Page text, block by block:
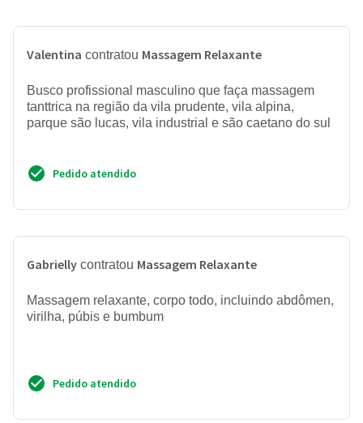
Valentina contratou Massagem Relaxante
Busco profissional masculino que faça massagem
tanttrica na região da vila prudente, vila alpina,
parque são lucas, vila industrial e são caetano do sul
Pedido atendido
Gabrielly contratou Massagem Relaxante
Massagem relaxante, corpo todo, incluindo abdômen,
virilha, púbis e bumbum
Pedido atendido